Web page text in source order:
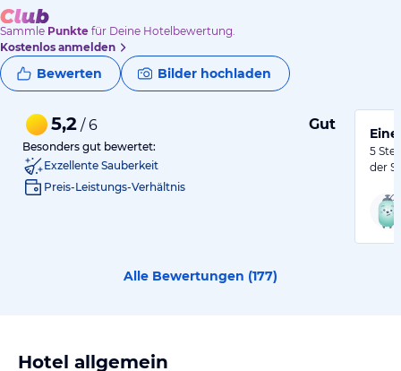
Sammle Punkte für Deine Hotelbewertung.
Kostenlos anmelden
Bewerten Bilder hochladen
5,2 / 6 Gut
Besonders gut bewertet:
Exzellente Sauberkeit
Preis-Leistungs-Verhältnis
5
der
Alle Bewertungen (177)
Hotel allgemein